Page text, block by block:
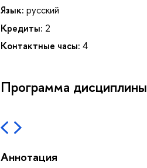
Язык: русский
Кредиты: 2
Контактные часы: 4
Программа дисциплины
Аннотация